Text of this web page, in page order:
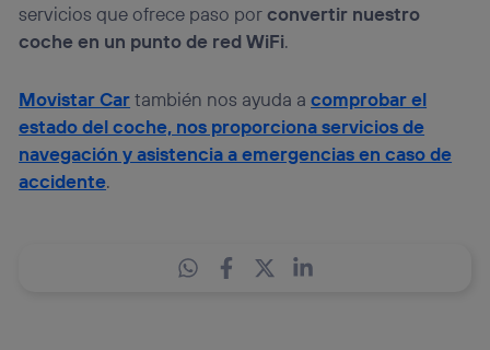
servicios que ofrece paso porconvertir nuestro
coche en un punto de red WiFi.
Movistar Cartambién nos ayuda acomprobar el
estado del coche, nos proporciona servicios de
navegación y asistencia a emergencias en caso de
accidente.